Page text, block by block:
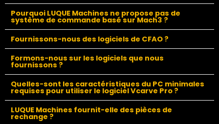
Pourquoi LUQUE Machines ne propose pas de
système de commande basé sur Mach3 ?
Fournissons-nous des logiciels de CFAO ?
Formons-nous sur les logiciels que nous
fournissons ?
Quelles-sont les caractéristiques du PC minimales
requises pour utiliser le logiciel Vcarve Pro ?
LUQUE Machines fournit-elle des pièces de
rechange ?